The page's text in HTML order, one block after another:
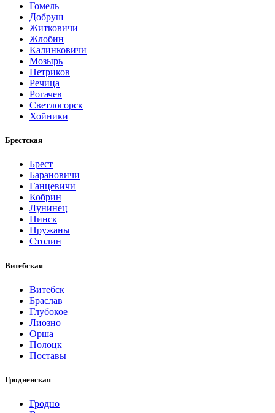
Гомель
Добруш
Житковичи
Жлобин
Калинковичи
Мозырь
Петриков
Речица
Рогачев
Светлогорск
Хойники
Брестская
Брест
Барановичи
Ганцевичи
Кобрин
Лунинец
Пинск
Пружаны
Столин
Витебская
Витебск
Браслав
Глубокое
Лиозно
Орша
Полоцк
Поставы
Гродненская
Гродно